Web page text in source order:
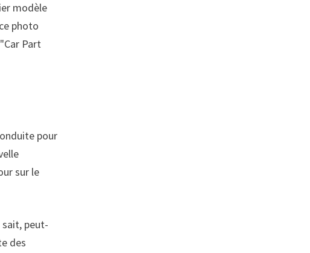
modèle
photo
Part
pour
sur le
sait, peut-
des